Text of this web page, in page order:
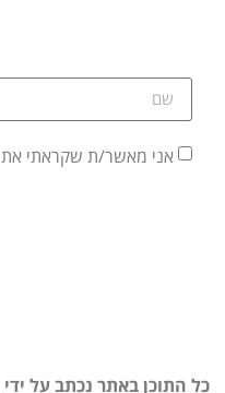
אני מאשר/ת שקראתי את